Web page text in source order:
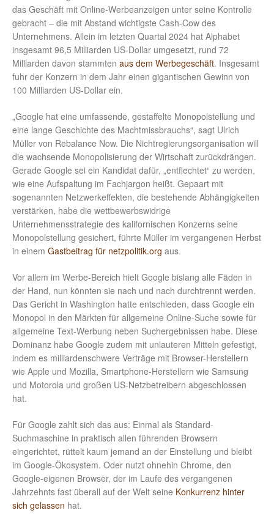
das Geschäft mit Online-Werbeanzeigen unter seine Kontrolle
gebracht – die mit Abstand wichtigste Cash-Cow des
Unternehmens. Allein im letzten Quartal 2024 hat Alphabet
insgesamt 96,5 Milliarden US-Dollar umgesetzt, rund 72
Milliarden davon stammten aus dem Werbegeschäft. Insgesamt
fuhr der Konzern in dem Jahr einen gigantischen Gewinn von
100 Milliarden US-Dollar ein.
„Google hat eine umfassende, gestaffelte Monopolstellung und
eine lange Geschichte des Machtmissbrauchs“, sagt Ulrich
Müller von Rebalance Now. Die Nichtregierungsorganisation will
die wachsende Monopolisierung der Wirtschaft zurückdrängen.
Gerade Google sei ein Kandidat dafür, „entflechtet“ zu werden,
wie eine Aufspaltung im Fachjargon heißt. Gepaart mit
sogenannten Netzwerkeffekten, die bestehende Abhängigkeiten
verstärken, habe die wettbewerbswidrige
Unternehmensstrategie des kalifornischen Konzerns seine
Monopolstellung gesichert, führte Müller im vergangenen Herbst
in einem Gastbeitrag für netzpolitik.org aus.
Vor allem im Werbe-Bereich hielt Google bislang alle Fäden in
der Hand, nun könnten sie nach und nach durchtrennt werden.
Das Gericht in Washington hatte entschieden, dass Google ein
Monopol in den Märkten für allgemeine Online-Suche sowie für
allgemeine Text-Werbung neben Suchergebnissen habe. Diese
Dominanz habe Google zudem mit unlauteren Mitteln gefestigt,
indem es milliardenschwere Verträge mit Browser-Herstellern
wie Apple und Mozilla, Smartphone-Herstellern wie Samsung
und Motorola und großen US-Netzbetreibern abgeschlossen
hat.
Für Google zahlt sich das aus: Einmal als Standard-
Suchmaschine in praktisch allen führenden Browsern
eingerichtet, rüttelt kaum jemand an der Einstellung und bleibt
im Google-Ökosystem. Oder nutzt ohnehin Chrome, den
Google-eigenen Browser, der im Laufe des vergangenen
Jahrzehnts fast überall auf der Welt seine Konkurrenz hinter
sich gelassen hat.